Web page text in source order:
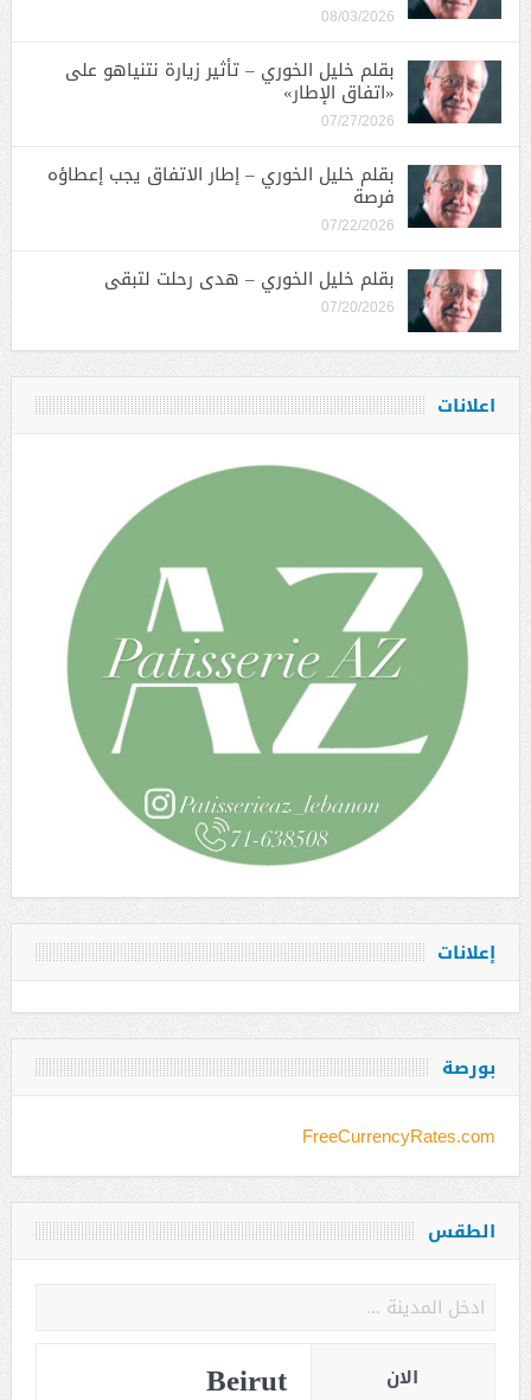
08/03/2026
بقلم خليل الخوري – تأثير زيارة نتنياهو على
«اتفاق الإطار»
07/27/2026
بقلم خليل الخوري – إطار الاتفاق يجب إعطاؤه
فرصة
07/22/2026
بقلم خليل الخوري – هدى رحلت لتبقى
07/20/2026
اعلانات
إعلانات
بورصة
FreeCurrencyRates.com
الطقس
Beirut الان